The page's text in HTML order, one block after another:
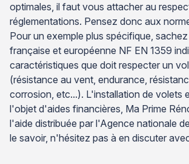
optimales, il faut vous attacher au
réglementations. Pensez donc aux
Pour un exemple plus spécifique,
française et européenne NF EN 1359
caractéristiques que doit respecter un
(résistance au vent, endurance,
corrosion, etc...). L'installation de volets
l'objet d'aides financières, Ma Prime
l'aide distribuée par l'Agence nationale
le savoir, n'hésitez pas à en discuter